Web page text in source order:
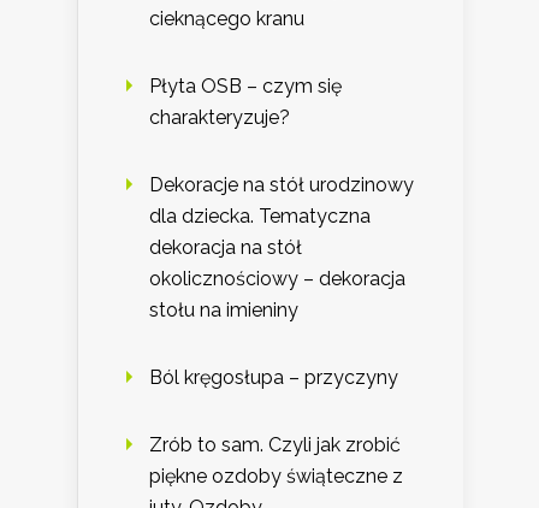
cieknącego kranu
Płyta OSB – czym się
charakteryzuje?
Dekoracje na stół urodzinowy
dla dziecka. Tematyczna
dekoracja na stół
okolicznościowy – dekoracja
stołu na imieniny
Ból kręgosłupa – przyczyny
Zrób to sam. Czyli jak zrobić
piękne ozdoby świąteczne z